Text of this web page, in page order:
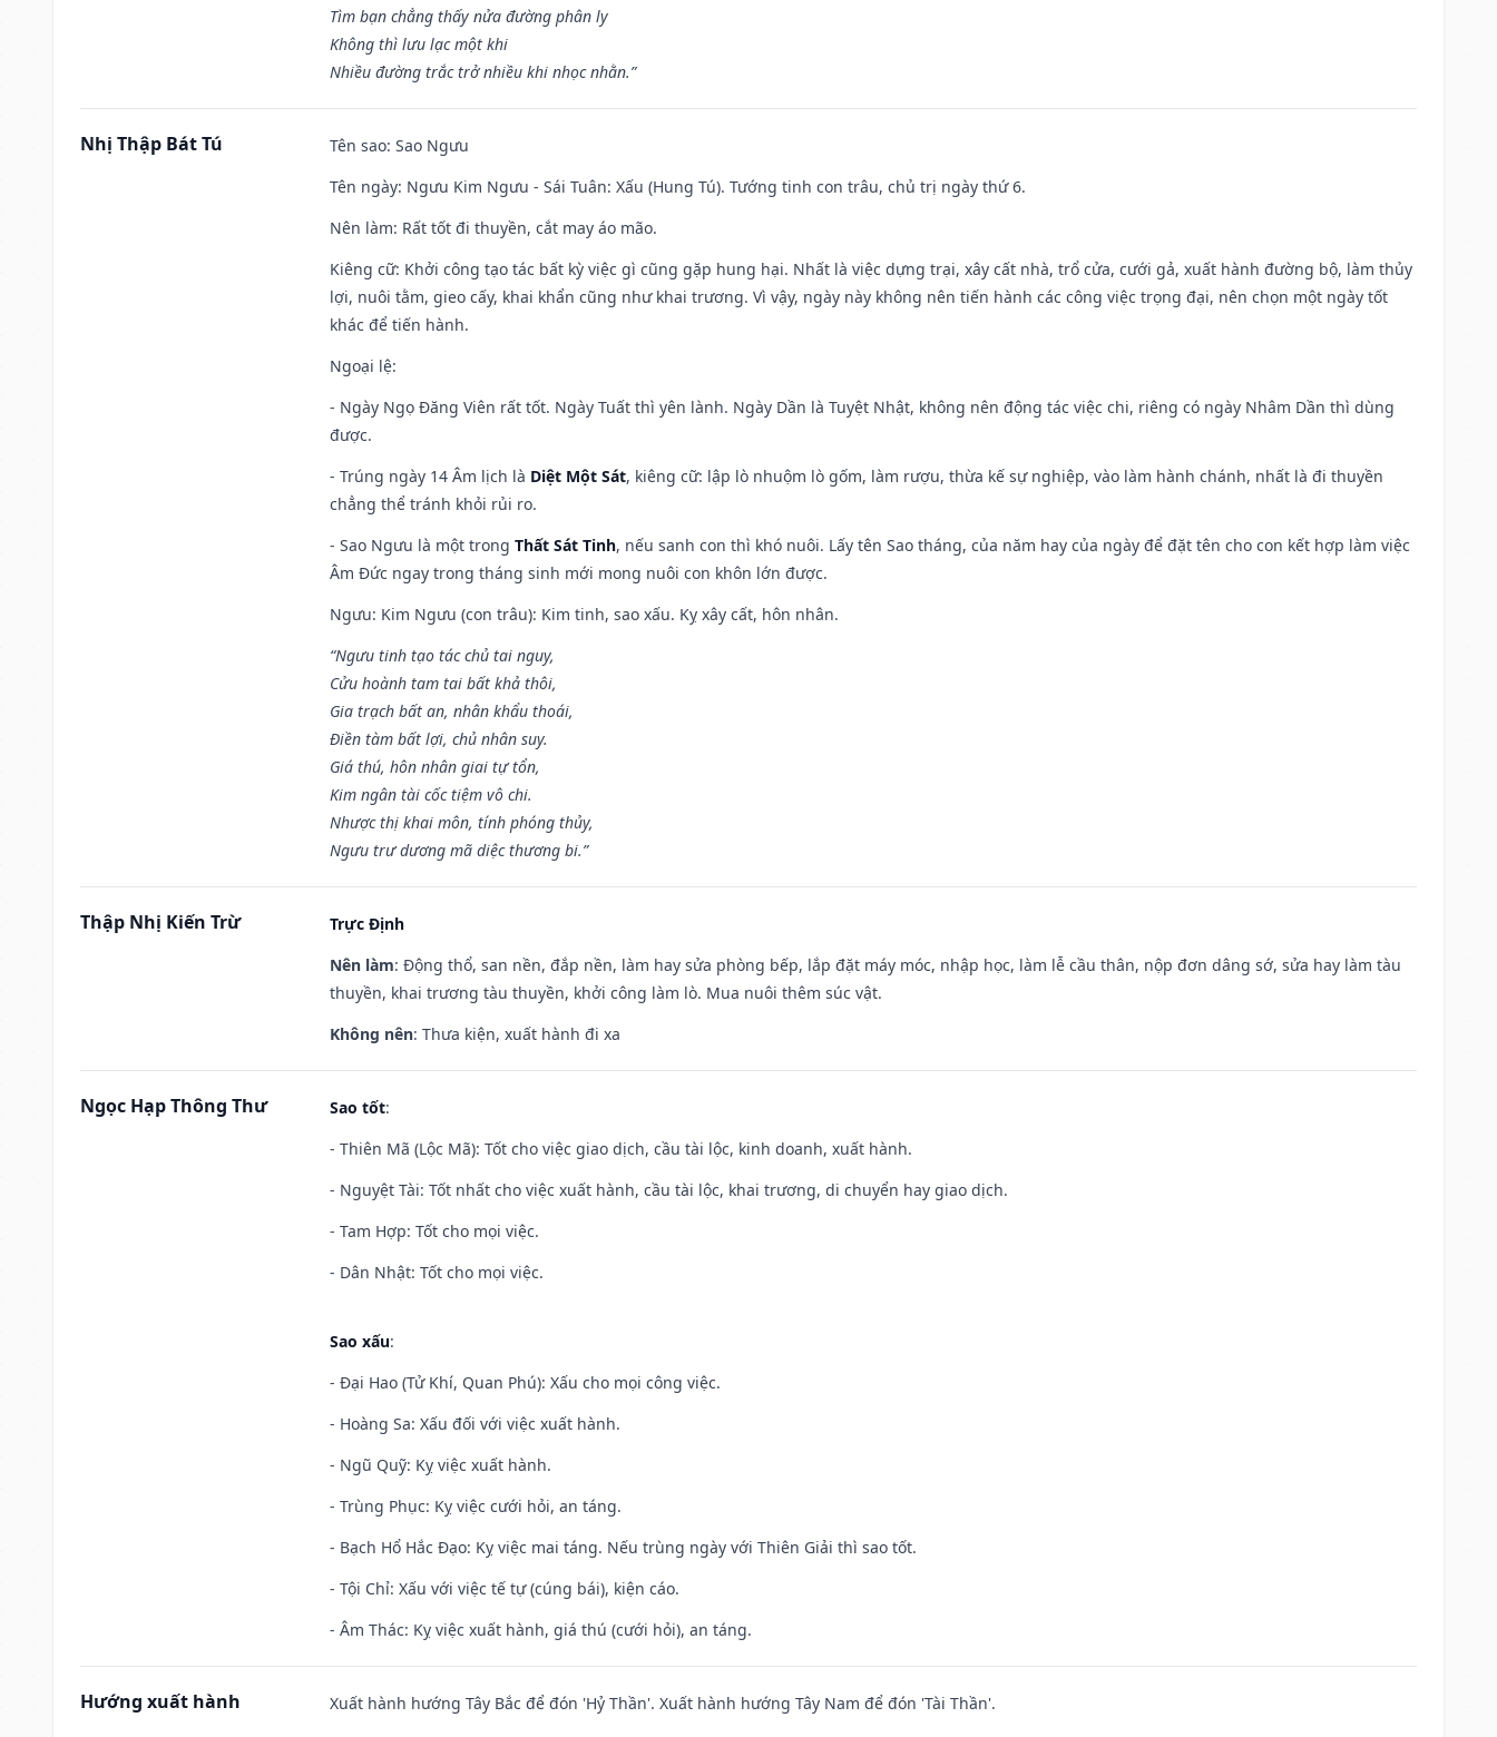
Tìm bạn chẳng thấy nửa đường phân ly
Không thì lưu lạc một khi
Nhiều đường trắc trở nhiều khi nhọc nhằn.”
Nhị Thập Bát Tú Tên sao: Sao Ngưu
Tên ngày: Ngưu Kim Ngưu - Sái Tuân: Xấu (Hung Tú). Tướng tinh con trâu, chủ trị ngày thứ 6.
Nên làm: Rất tốt đi thuyền, cắt may áo mão.
Kiêng cữ: Khởi công tạo tác bất kỳ việc gì cũng gặp hung hại. Nhất là việc dựng trại, xây cất nhà, trổ cửa, cưới gả, xuất hành đường bộ, làm thủy
lợi, nuôi tằm, gieo cấy, khai khẩn cũng như khai trương. Vì vậy, ngày này không nên tiến hành các công việc trọng đại, nên chọn một ngày tốt
khác để tiến hành.
Ngoại lệ:
- Ngày Ngọ Đăng Viên rất tốt. Ngày Tuất thì yên lành. Ngày Dần là Tuyệt Nhật, không nên động tác việc chi, riêng có ngày Nhâm Dần thì dùng
được.
- Trúng ngày 14 Âm lịch là Diệt Một Sát, kiêng cữ: lập lò nhuộm lò gốm, làm rượu, thừa kế sự nghiệp, vào làm hành chánh, nhất là đi thuyền
chẳng thể tránh khỏi rủi ro.
- Sao Ngưu là một trong Thất Sát Tinh, nếu sanh con thì khó nuôi. Lấy tên Sao tháng, của năm hay của ngày để đặt tên cho con kết hợp làm việc
Âm Đức ngay trong tháng sinh mới mong nuôi con khôn lớn được.
Ngưu: Kim Ngưu (con trâu): Kim tinh, sao xấu. Kỵ xây cất, hôn nhân.
“Ngưu tinh tạo tác chủ tai nguy,
Cửu hoành tam tai bất khả thôi,
Gia trạch bất an, nhân khẩu thoái,
Điền tàm bất lợi, chủ nhân suy.
Giá thú, hôn nhân giai tự tổn,
Kim ngân tài cốc tiệm vô chi.
Nhược thị khai môn, tính phóng thủy,
Ngưu trư dương mã diệc thương bi.”
Thập Nhị Kiến Trừ
Trực Định
Nên làm: Động thổ, san nền, đắp nền, làm hay sửa phòng bếp, lắp đặt máy móc, nhập học, làm lễ cầu thân, nộp đơn dâng sớ, sửa hay làm tàu
thuyền, khai trương tàu thuyền, khởi công làm lò. Mua nuôi thêm súc vật.
Không nên: Thưa kiện, xuất hành đi xa
Ngọc Hạp Thông Thư Sao tốt:
- Thiên Mã (Lộc Mã): Tốt cho việc giao dịch, cầu tài lộc, kinh doanh, xuất hành.
- Nguyệt Tài: Tốt nhất cho việc xuất hành, cầu tài lộc, khai trương, di chuyển hay giao dịch.
- Tam Hợp: Tốt cho mọi việc.
- Dân Nhật: Tốt cho mọi việc.
Sao xấu:
- Đại Hao (Tử Khí, Quan Phú): Xấu cho mọi công việc.
- Hoàng Sa: Xấu đối với việc xuất hành.
- Ngũ Quỹ: Kỵ việc xuất hành.
- Trùng Phục: Kỵ việc cưới hỏi, an táng.
- Bạch Hổ Hắc Đạo: Kỵ việc mai táng. Nếu trùng ngày với Thiên Giải thì sao tốt.
- Tội Chỉ: Xấu với việc tế tự (cúng bái), kiện cáo.
- Âm Thác: Kỵ việc xuất hành, giá thú (cưới hỏi), an táng.
Hướng xuất hành
Xuất hành hướng Tây Bắc để đón 'Hỷ Thần'. Xuất hành hướng Tây Nam để đón 'Tài Thần'.